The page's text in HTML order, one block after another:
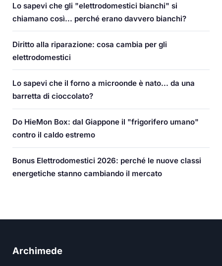
Lo sapevi che gli "elettrodomestici bianchi" si
chiamano così... perché erano davvero bianchi?
Diritto alla riparazione: cosa cambia per gli
elettrodomestici
Lo sapevi che il forno a microonde è nato... da una
barretta di cioccolato?
Do HieMon Box: dal Giappone il "frigorifero umano"
contro il caldo estremo
Bonus Elettrodomestici 2026: perché le nuove classi
energetiche stanno cambiando il mercato
Archimede